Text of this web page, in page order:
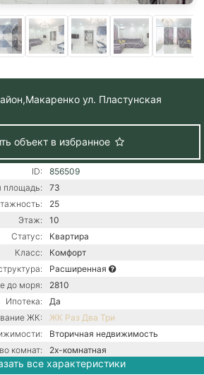
Макаренко ул. Пластунская
объект в избранное
ID:
856509
площадь:
73
25
Этаж:
10
Статус:
Квартира
Класс:
Комфорт
Расширенная
до моря:
2810
Ипотека:
Да
ЖК:
ЖК Раз Два Три
Вторичная недвижимость
комнат:
2х-комнатная
Тип дома:
Монолитно-блочное
все характеристики